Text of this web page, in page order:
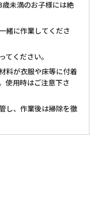
未満のお子様には絶
緒に作業してくださ
ください。
料が衣服や床等に付着
使用時はご注意下さ
し、作業後は掃除を徹